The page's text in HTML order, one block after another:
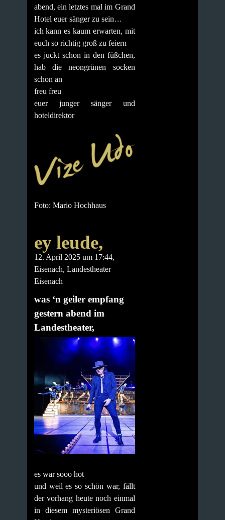
abend, ein letztes mal im Grand
Hotel euer sänger zu sein…
ich kann es kaum erwarten, mit
euch so richtig groß zu feiern
es juckt schon in den füßchen,
hab die neongrünen socken
schon an
freu freu
euer junger sänger und
hoteldirektor
Foto: Mario Hochhaus
ey leude,
12. April 2025 um 17:44,
Eisenach, Landestheater
Eisenach
was ‘n geiler empfang
gestern abend im
Landestheater,
es war sooo hot
und weil es so schön war, fällt
der vorhang heute noch einmal
in diesem mysteriösen Grand